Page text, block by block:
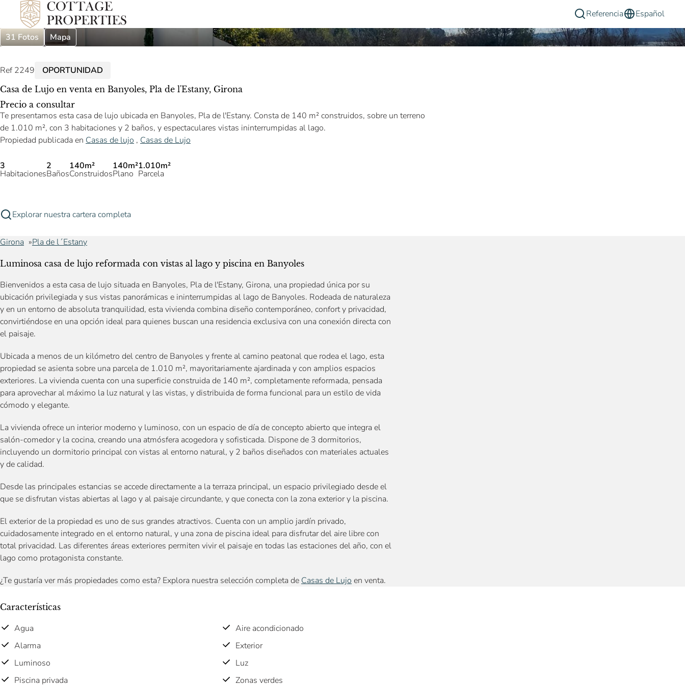
Referencia Español
31 Fotos Mapa
Ref 2249 OPORTUNIDAD
Casa de Lujo en venta en Banyoles, Pla de l'Estany, Girona
Precio a consultar
Te presentamos esta casa de lujo ubicada en Banyoles, Pla de l'Estany. Consta de 140 m² construidos, sobre un terreno
de 1.010 m², con 3 habitaciones y 2 baños, y espectaculares vistas ininterrumpidas al lago.
Propiedad publicada en Casas de lujo , Casas de Lujo
3
Habitaciones
2
Baños
140m²
Construidos
140m²
Plano
1.010m²
Parcela
Explorar nuestra cartera completa
Girona Pla de l´Estany
Luminosa casa de lujo reformada con vistas al lago y piscina en Banyoles
Bienvenidos a esta casa de lujo situada en Banyoles, Pla de l'Estany, Girona, una propiedad única por su
ubicación privilegiada y sus vistas panorámicas e ininterrumpidas al lago de Banyoles. Rodeada de naturaleza
y en un entorno de absoluta tranquilidad, esta vivienda combina diseño contemporáneo, confort y privacidad,
convirtiéndose en una opción ideal para quienes buscan una residencia exclusiva con una conexión directa con
el paisaje.
Ubicada a menos de un kilómetro del centro de Banyoles y frente al camino peatonal que rodea el lago, esta
propiedad se asienta sobre una parcela de 1.010 m², mayoritariamente ajardinada y con amplios espacios
exteriores. La vivienda cuenta con una superficie construida de 140 m², completamente reformada, pensada
para aprovechar al máximo la luz natural y las vistas, y distribuida de forma funcional para un estilo de vida
cómodo y elegante.
La vivienda ofrece un interior moderno y luminoso, con un espacio de día de concepto abierto que integra el
salón-comedor y la cocina, creando una atmósfera acogedora y sofisticada. Dispone de 3 dormitorios,
incluyendo un dormitorio principal con vistas al entorno natural, y 2 baños diseñados con materiales actuales
y de calidad.
Desde las principales estancias se accede directamente a la terraza principal, un espacio privilegiado desde el
que se disfrutan vistas abiertas al lago y al paisaje circundante, y que conecta con la zona exterior y la piscina.
El exterior de la propiedad es uno de sus grandes atractivos. Cuenta con un amplio jardín privado,
cuidadosamente integrado en el entorno natural, y una zona de piscina ideal para disfrutar del aire libre con
total privacidad. Las diferentes áreas exteriores permiten vivir el paisaje en todas las estaciones del año, con el
lago como protagonista constante.
¿Te gustaría ver más propiedades como esta? Explora nuestra selección completa de Casas de Lujo en venta.
Características
Agua
Aire acondicionado
Alarma
Exterior
Luminoso
Luz
Piscina privada
Zonas verdes